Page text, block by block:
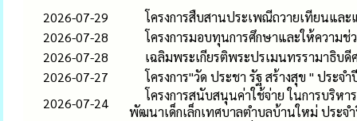
2026-07-29
โครงการสืบสานประเพณีถวายเทียนแล
2026-07-28
โครงการมอบทุนการศึกษาและให้ความ
2026-07-28
เฉลิมพระเกียรติพระปรเมนทรรามาธิบ
2026-07-27
โครงการ"วัด ประชา รัฐ สร้างสุข " ประ
2026-07-24
โครงการสนับสนุนค่าใช้จ่าย ในการบริห
พัฒนาเด็กเล็กเทศบาลตำบลบ้านใหม่ ประ